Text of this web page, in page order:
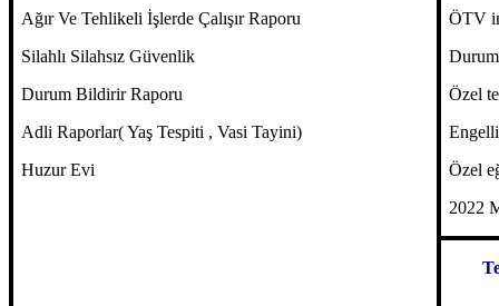
Ağır Ve Tehlikeli İşlerde Çalışır Raporu
Silahlı Silahsız Güvenlik
Durum Bildirir Raporu
Adli Raporlar( Yaş Tespiti , Vasi Tayini)
Huzur Evi
ÖTV
Özel
Özel
2022